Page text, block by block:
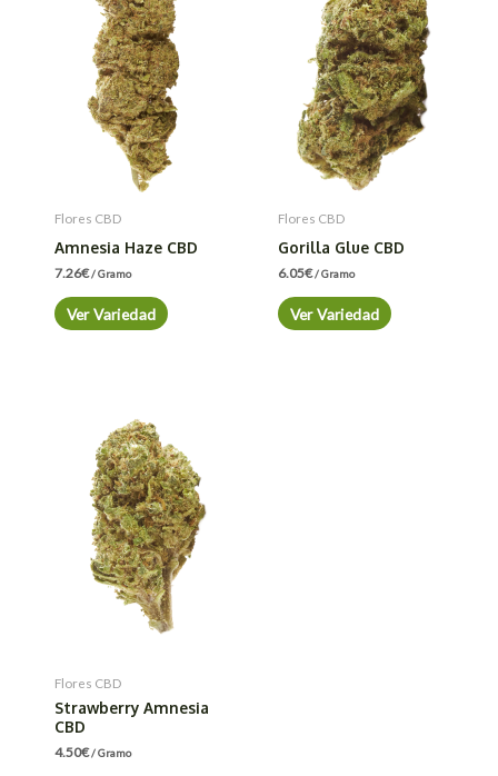
Flores CBD
Amnesia Haze CBD
7.26€/ Gramo
Ver Variedad
Flores CBD
Gorilla Glue CBD
6.05€/ Gramo
Ver Variedad
Flores CBD
Strawberry Amnesia
CBD
4.50€/ Gramo